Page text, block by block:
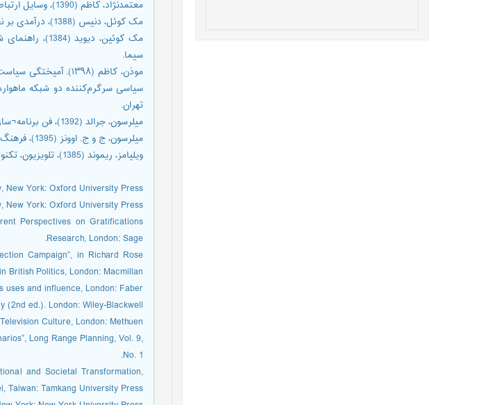
معتمدنژاد، کاظم (1390)، وسایل ارتباط جمعی، تهران: دانشگاه علامه طباطبایی.
مک کوئل، دنیس (1388)، درآمدی بر نظریه ارتباطات جمعی، ترجمۀ پرویز اجلالی، تهران: مرکز مطالعات و تحقیقات رسانهها.
مک کوئین،
سیما.
موذن، کاظم (۱۳۹۸).
سیاسی سرگرم‌کننده دو شبکه
تهران.
میلرسون، جرالد (1392)، فن برنامه¬سازی تلویزیونی، ترجمه مهدی رحیمیان، تهران: سروش.
میلرسون، ج و ج. اوونز (1395)، فرهنگ جامع تولید برنامه¬های تلویزیونی، ترجمه سعید شعبانی، تهران: مارلیک.
ویلیامز، ریموند (1385)، تلویزیون، تکنولوژی و شکل فرهنگ، ترجمه محمد بیگدلی خمسه، تهران: اداره کل پژوهش¬های سیما.
York: Oxford University Press.
York: Oxford University Press.
Perspectives on Gratifications
Research, London: Sage.
Campaign”, in Richard Rose
British Politics, London: Macmillan.
and influence, London: Faber.
ed.). London: Wiley-Blackwell.
Culture, London: Methuen.
Long Range Planning, Vol. 9,
No. 1.
and Societal Transformation,
Taiwan: Tamkang University Press.